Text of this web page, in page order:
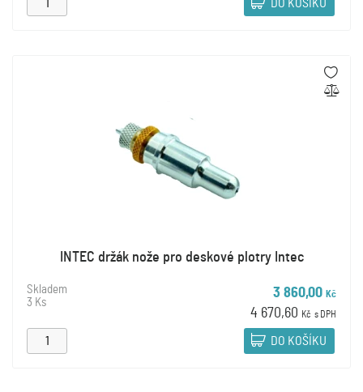
DO KOŠÍKU
INTEC držák nože pro deskové plotry Intec
Skladem
3 Ks
3 860,00 Kč
4 670,60 Kč s DPH
DO KOŠÍKU